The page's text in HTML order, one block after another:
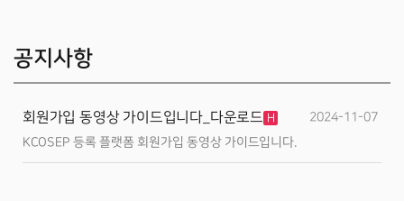
공지사항
회원가입 동영상 가이드입니다_다운로드 H
2024-11-07
KCOSEP 등록 플랫폼 회원가입 동영상 가이드입니다.